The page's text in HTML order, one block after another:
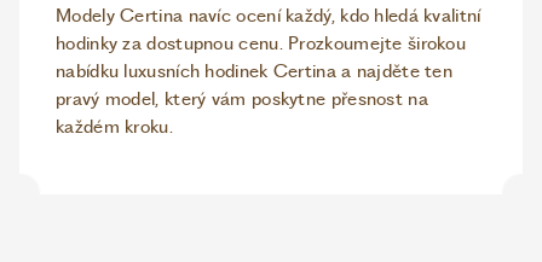
Modely Certina navíc ocení každý, kdo hledá kvalitní
hodinky za dostupnou cenu. Prozkoumejte širokou
nabídku luxusních hodinek Certina a najděte ten
pravý model, který vám poskytne přesnost na
každém kroku.